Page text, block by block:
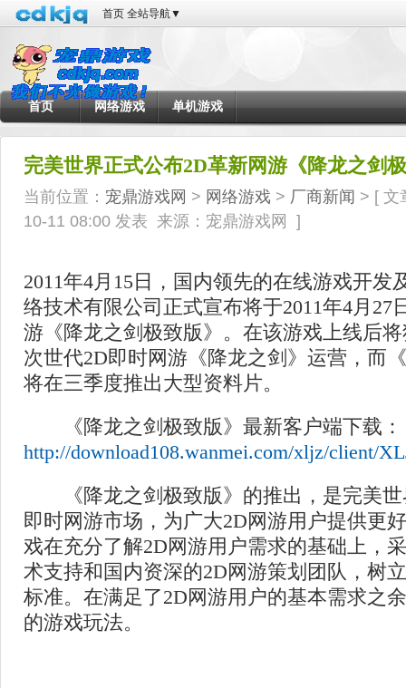
首页 全站导航▼
首页 网络游戏 单机游戏
完美世界正式公布2D革新网游《降龙之剑
当前位置： 宠鼎游戏网 > 网络游戏 > 厂商新闻 > [ 文
10-11 08:00 发表 来源：宠鼎游戏网 ]
2011年4月15日，国内领先的在线游戏开发
络技术有限公司正式宣布将于2011年4月27
游《降龙之剑极致版》。在该游戏上线后
次世代2D即时网游《降龙之剑》运营，而
将在三季度推出大型资料片。
《降龙之剑极致版》最新客户端下载：
http://download108.wanmei.com/xljz/client/
《降龙之剑极致版》的推出，是完美世
即时网游市场，为广大2D网游用户提供更
戏在充分了解2D网游用户需求的基础上，
术支持和国内资深的2D网游策划团队，树
标准。在满足了2D网游用户的基本需求之
的游戏玩法。